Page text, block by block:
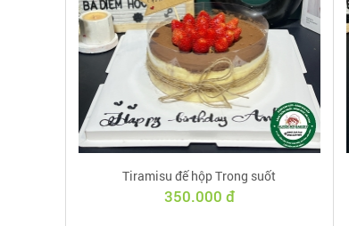
Tiramisu đế hộp Trong suốt
350.000 đ